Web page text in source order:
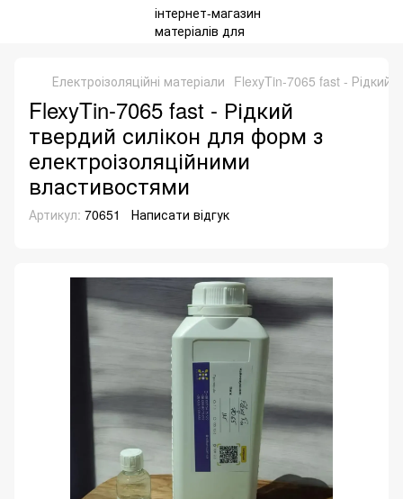
Електроізоляційні матеріали FlexyTin-7065 fast - Рідкий
FlexyTin-7065 fast - Рідкий
твердий силікон для форм з
електроізоляційними
властивостями
Артикул: 70651 Написати відгук